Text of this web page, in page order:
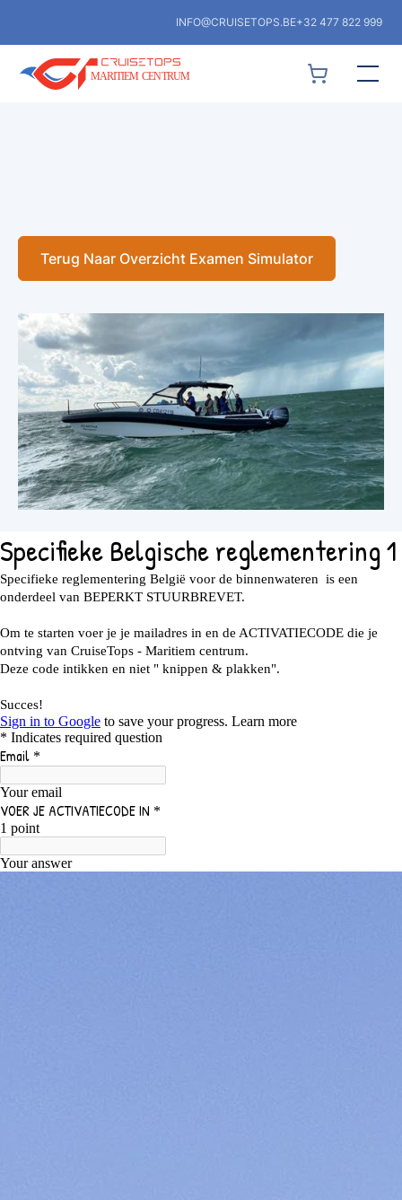
INFO@CRUISETOPS.BE+32 477 822 999
Terug Naar Overzicht Examen Simulator